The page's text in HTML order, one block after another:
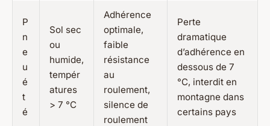
P
n
e
u
é
t
é
Sol sec
ou
humide,
tempér
atures
> 7 °C
Adhérence
optimale,
faible
résistance
au
roulement,
silence de
roulement
Perte
dramatique
d’adhérence en
dessous de 7
°C, interdit en
montagne dans
certains pays